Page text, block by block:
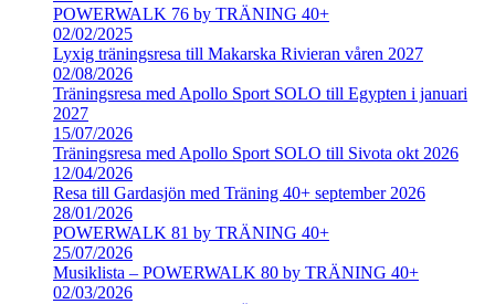
POWERWALK 76 by TRÄNING 40+
02/02/2025
Lyxig träningsresa till Makarska Rivieran våren 2027
02/08/2026
Träningsresa med Apollo Sport SOLO till Egypten i januari
2027
15/07/2026
Träningsresa med Apollo Sport SOLO till Sivota okt 2026
12/04/2026
Resa till Gardasjön med Träning 40+ september 2026
28/01/2026
POWERWALK 81 by TRÄNING 40+
25/07/2026
Musiklista – POWERWALK 80 by TRÄNING 40+
02/03/2026